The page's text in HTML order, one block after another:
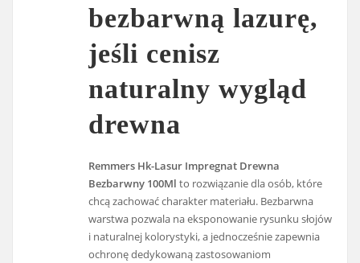
bezbarwną lazurę,
jeśli cenisz
naturalny wygląd
drewna
Remmers Hk-Lasur Impregnat Drewna
Bezbarwny 100Ml to rozwiązanie dla osób, które
chcą zachować charakter materiału. Bezbarwna
warstwa pozwala na eksponowanie rysunku słojów
i naturalnej kolorystyki, a jednocześnie zapewnia
ochronę dedykowaną zastosowaniom